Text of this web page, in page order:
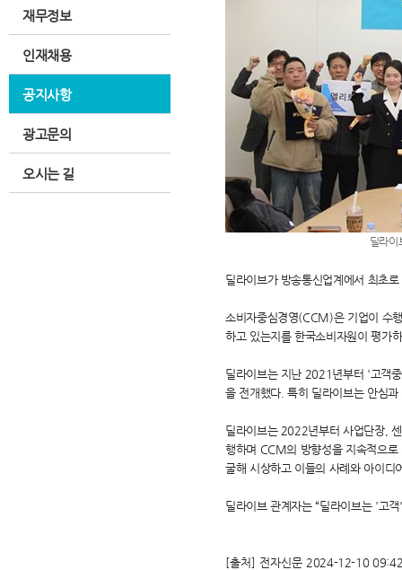
재무정보
인재채용
공지사항
광고문의
오시는 길
딜라이
딜라이브가 방송통신업계에서 최초
소비자중심경영(CCM)은 기업이 수
하고 있는지를 한국소비자원이 평가
딜라이브는 지난 2021년부터 '고객
을 전개했다. 특히 딜라이브는 안심
딜라이브는 2022년부터 사업단장,
행하며 CCM의 방향성을 지속적으
굴해 시상하고 이들의 사례와 아이
딜라이브 관계자는 “딜라이브는 '고
[출처] 전자신문 2024-12-10